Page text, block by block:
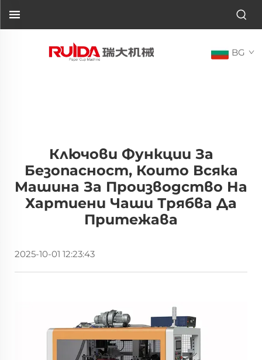
BG
Ключови Функции За
Безопасност, Които Всяка
Машина За Производство На
Хартиени Чаши Трябва Да
Притежава
2025-10-01 12:23:43